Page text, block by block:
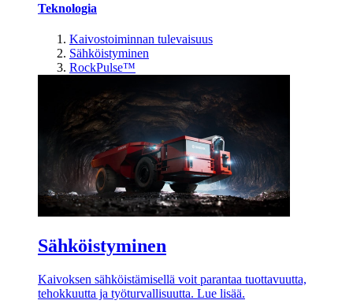
Teknologia
Kaivostoiminnan tulevaisuus
Sähköistyminen
RockPulse™
Sähköistyminen
Kaivoksen sähköistämisellä voit parantaa tuottavuutta,
tehokkuutta ja työturvallisuutta. Lue lisää.